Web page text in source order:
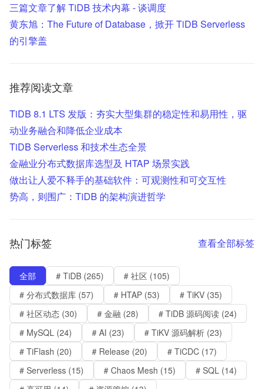
三篇文章了解 TiDB 技术内幕 - 谈调度
黄东旭：The Future of Database，掀开 TiDB Serverless
的引擎盖
推荐阅读文章
TiDB 8.1 LTS 发版：夯实大型集群的稳定性和易用性，驱
动业务融合和降低企业成本
TiDB Serverless 和技术生态全景
金融业分布式数据库选型及 HTAP 场景实践
做出让人爱不释手的基础软件：可观测性和可交互性
势高，则围广：TiDB 的架构演进哲学
热门标签 查看全部标签
全部 # TiDB (265)
# 社区 (105)
# 分布式数据库 (57)
# HTAP (53)
# TiKV (35)
# 社区动态 (30)
# 金融 (28)
# TiDB 源码阅读 (24)
# MySQL (24)
# AI (23)
# TiKV 源码解析 (23)
# TiFlash (20)
# Release (20)
# TiCDC (17)
# Serverless (15)
# Chaos Mesh (15)
# SQL (14)